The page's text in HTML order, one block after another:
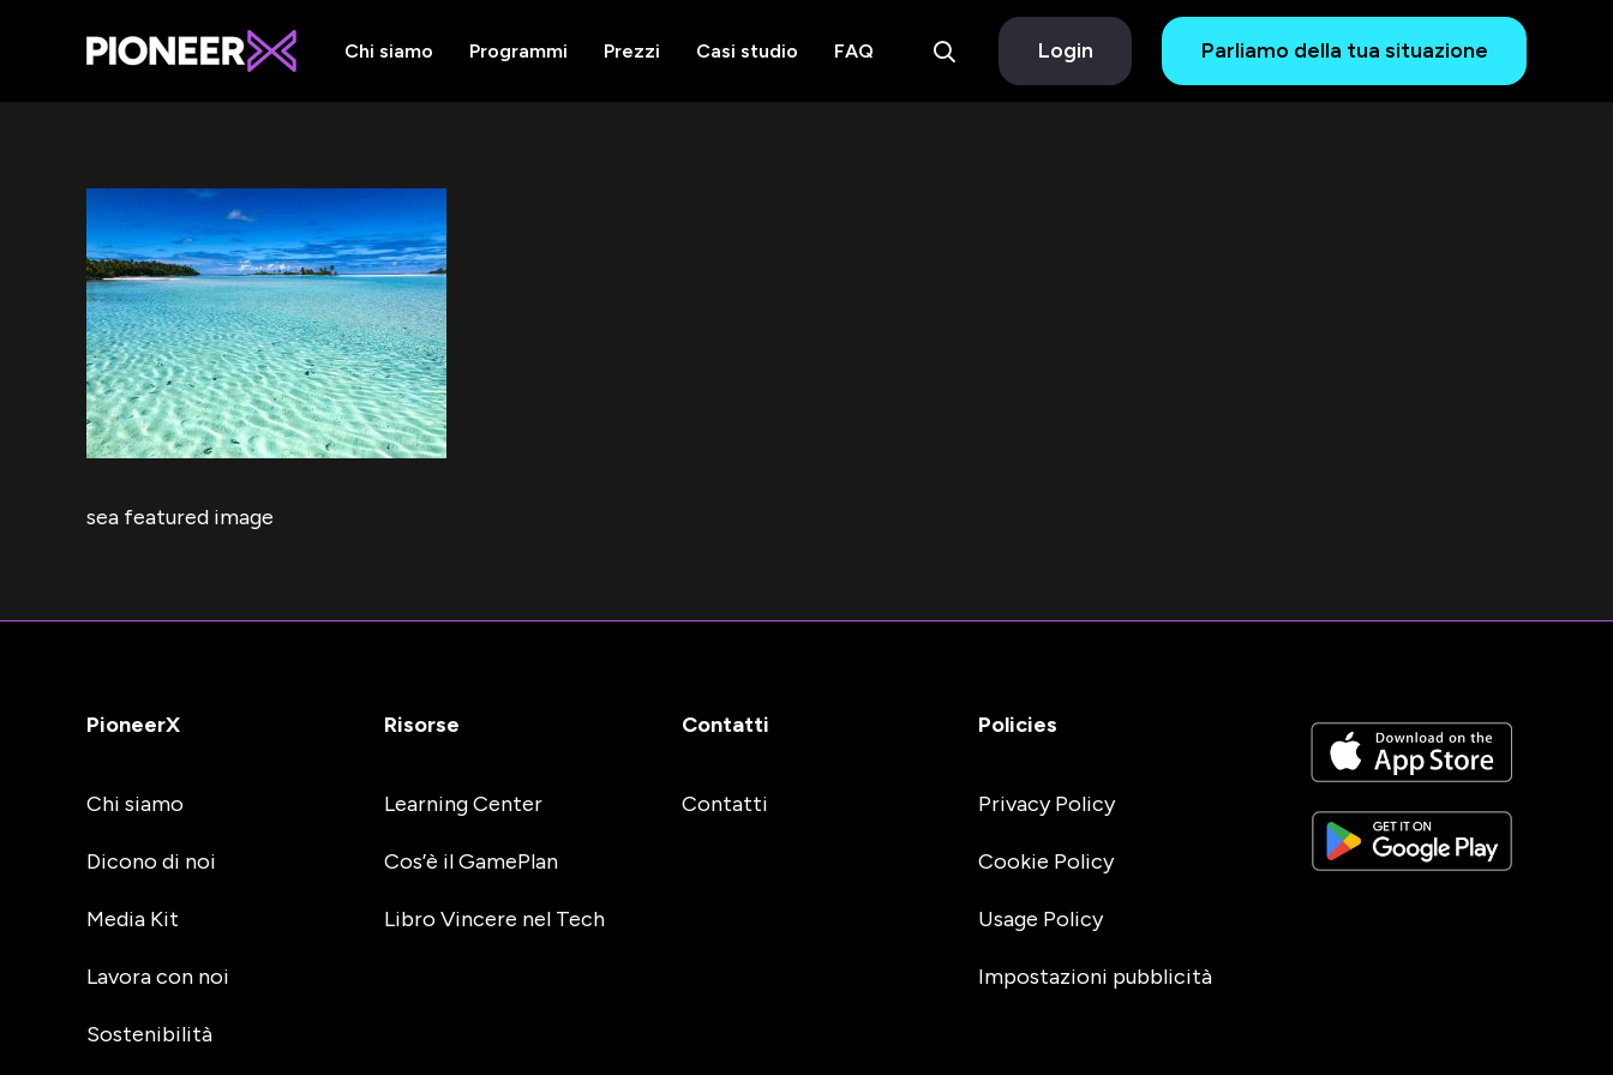
Chi siamo Programmi Prezzi Casi studio FAQ Login Parliamo della tua situazione
sea featured image
PioneerX
Chi siamo
Dicono di noi
Media Kit
Lavora con noi
Sostenibilità
Risorse
Learning Center
Cos’è il GamePlan
Libro Vincere nel Tech
Contatti
Contatti
Policies
Privacy Policy
Cookie Policy
Usage Policy
Impostazioni pubblicità